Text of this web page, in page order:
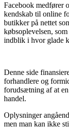
Facebook medfører
kendskab til online
butikker på nettet
købsoplevelsen,
indblik i hvor glade
Denne side
forhandlere og
forudsætning af at
handel.
Oplysninger
men man kan ikke